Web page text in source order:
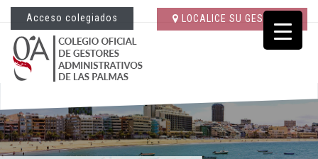
Acceso colegiados LOCALICE SU GESTORÍA